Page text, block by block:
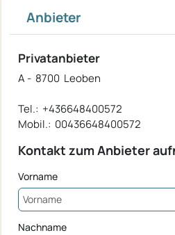
Anbieter
Privatanbieter
A - 8700 Leoben
Tel.: +436648400572
Mobil.: 00436648400572
Kontakt zum Anbieter
Vorname
Nachname